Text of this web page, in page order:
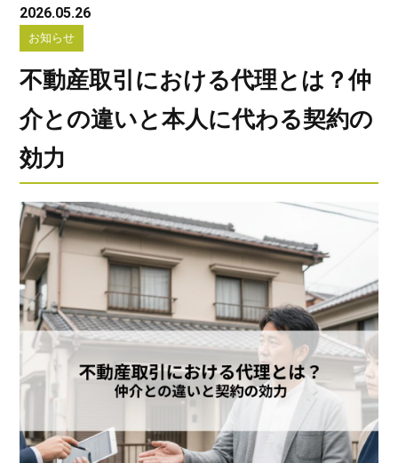
2026.05.26
お知らせ
不動産取引における代理とは？仲
介との違いと本人に代わる契約の
効力